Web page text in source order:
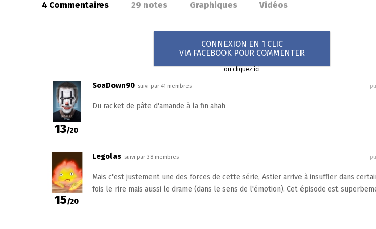
4 Commentaires 29 notes Graphiques Vidéos
CONNEXION EN 1 CLIC
VIA FACEBOOK POUR COMMENTER
oucliquez ici
13/20
SoaDown90 suivi par 41 membres
Du racket de pâte d'amande à la fin ahah
15/20
Legolas suivi par 38 membres
Mais c'est justement une des forces de cette série, Astier arrive à insuffler dans
fois le rire mais aussi le drame (dans le sens de l'émotion). Cet épisode est